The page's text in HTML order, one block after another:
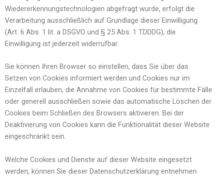
Wiedererkennungstechnologien abgefragt wurde, erfolgt die
Verarbeitung ausschließlich auf Grundlage dieser Einwilligung
(Art. 6 Abs. 1 lit. a DSGVO und § 25 Abs. 1 TDDDG); die
Einwilligung ist jederzeit widerrufbar.
Sie können Ihren Browser so einstellen, dass Sie über das
Setzen von Cookies informiert werden und Cookies nur im
Einzelfall erlauben, die Annahme von Cookies für bestimmte Fälle
oder generell ausschließen sowie das automatische Löschen der
Cookies beim Schließen des Browsers aktivieren. Bei der
Deaktivierung von Cookies kann die Funktionalität dieser Website
eingeschränkt sein.
Welche Cookies und Dienste auf dieser Website eingesetzt
werden, können Sie dieser Datenschutzerklärung entnehmen.